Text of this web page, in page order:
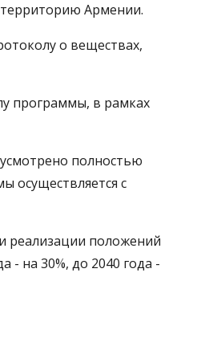
Армении.
о веществах,
программы, в рамках
полностью
осуществляется с
реализации положений
- на 30%, до 2040 года -